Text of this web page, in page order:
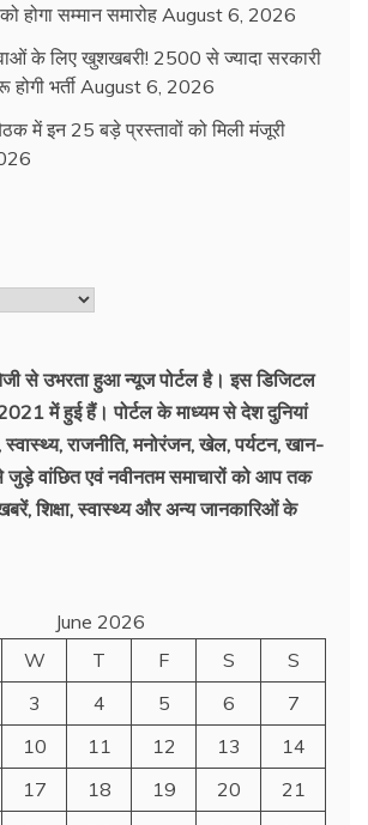
होगा सम्मान समारोह August 6, 2026
के लिए खुशखबरी! 2500 से ज्यादा सरकारी
भर्ती August 6, 2026
में इन 25 बड़े प्रस्तावों को मिली मंजूरी
से उभरता हुआ न्‍यूज पोर्टल है। इस डिजिटल
में हुई हैं। पोर्टल के माध्यम से देश दुनियां
स्वास्थ्य, राजनीति, मनोरंजन, खेल, पर्यटन, खान-
वांछित एवं नवीनतम समाचारों को आप तक
शिक्षा, स्वास्थ्य और अन्य जानकारिओं के
June 2026
W T F S
S
3 4 5 6
7
10 11 12 13
14
17 18 19 20
21